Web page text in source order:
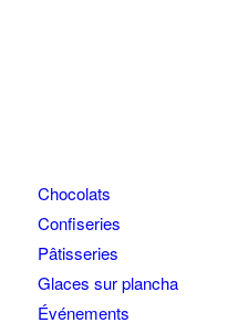
Chocolats
Confiseries
Pâtisseries
Glaces sur plancha
Événements